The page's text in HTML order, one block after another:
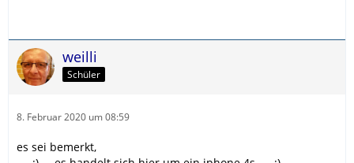
weilli
Schüler
8. Februar 2020 um 08:59
es sei bemerkt,